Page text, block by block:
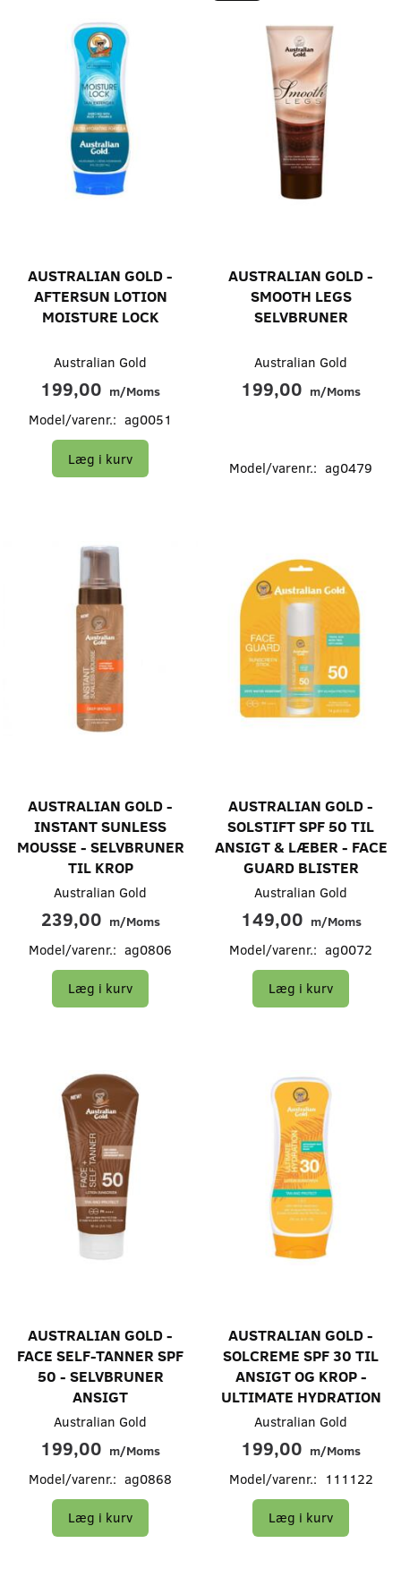
AUSTRALIAN GOLD -
AFTERSUN LOTION
MOISTURE LOCK
Australian Gold
199,00 m/Moms
Model/varenr.: ag0051
Læg i kurv
AUSTRALIAN GOLD -
SMOOTH LEGS
SELVBRUNER
Australian Gold
199,00 m/Moms
Model/varenr.: ag0479
AUSTRALIAN GOLD -
INSTANT SUNLESS
MOUSSE - SELVBRUNER
TIL KROP
Australian Gold
239,00 m/Moms
Model/varenr.: ag0806
Læg i kurv
AUSTRALIAN GOLD -
SOLSTIFT SPF 50 TIL
ANSIGT & LÆBER - FACE
GUARD BLISTER
Australian Gold
149,00 m/Moms
Model/varenr.: ag0072
Læg i kurv
AUSTRALIAN GOLD -
FACE SELF-TANNER SPF
50 - SELVBRUNER
ANSIGT
Australian Gold
199,00 m/Moms
Model/varenr.: ag0868
Læg i kurv
AUSTRALIAN GOLD -
SOLCREME SPF 30 TIL
ANSIGT OG KROP -
ULTIMATE HYDRATION
Australian Gold
199,00 m/Moms
Model/varenr.: 111122
Læg i kurv